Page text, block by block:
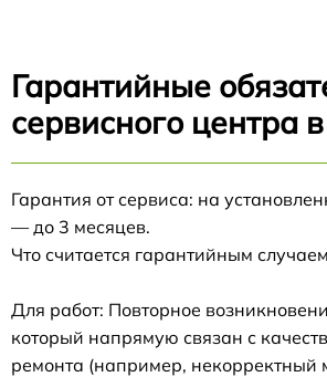
Гарантийные
сервисного центра
Гарантия от сервиса: на
— до 3 месяцев.
Что считается гарантийным
Для работ: Повторное
который напрямую связан с
ремонта (например, некорректный